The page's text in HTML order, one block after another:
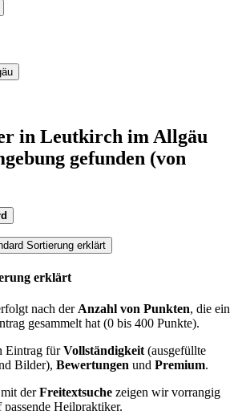
in Leutkirch im Allgäu
gefunden (von
Sortierung erklärt
erklärt
nach derAnzahl von Punkten, die ein
gesammelt hat (0 bis 400 Punkte).
Eintrag fürVollständigkeit(ausgefüllte
Bilder), Bewertungen und Premium.
derFreitextsuche zeigen wir vorrangig
Heilpraktiker.